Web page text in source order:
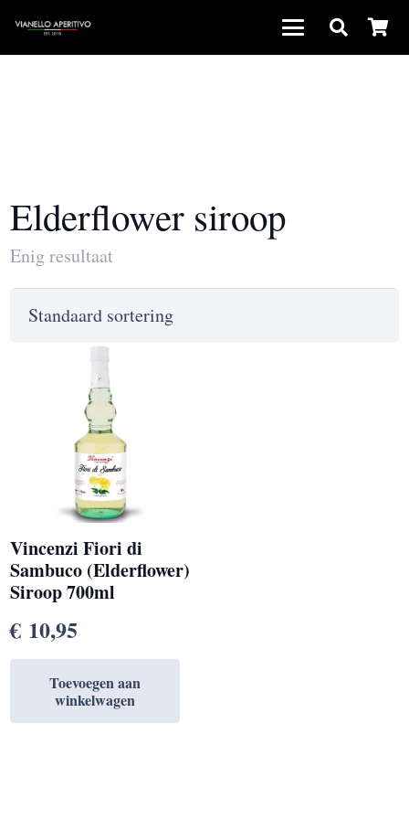
Elderflower siroop
Enig resultaat
Vincenzi Fiori di
Sambuco (Elderflower)
Siroop 700ml
€ 10,95
Toevoegen aan
winkelwagen